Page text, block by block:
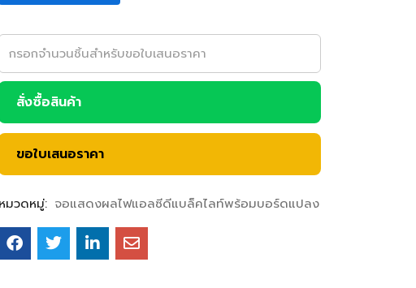
สั่งซื้อสินค้า
ขอใบเสนอราคา
หมวดหมู่: จอแสดงผลไฟแอลซีดีแบล็คไลท์พร้อมบอร์ดแปลง